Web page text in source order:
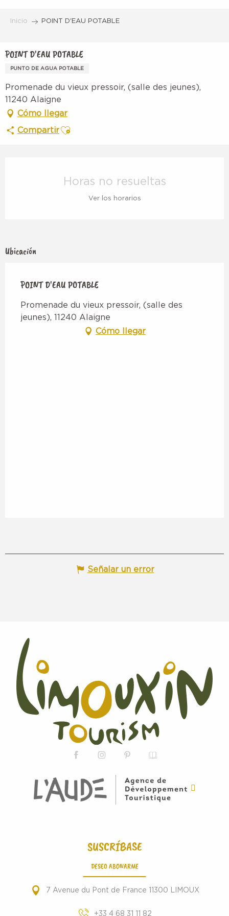
Inicio POINT D'EAU POTABLE
POINT D'EAU POTABLE
PUNTO DE AGUA POTABLE
Promenade du vieux pressoir, (salle des jeunes),
11240 Alaigne
Cómo llegar
CompartirAjouter aux favoris
Horas no resueltas
Ver los horarios
Ubicación
POINT D'EAU POTABLE
Promenade du vieux pressoir, (salle des
jeunes), 11240 Alaigne
Cómo llegar
Señalar un error
SUSCRÍBASE
DESEO ABONARME
7 Avenue du Pont de France 11300 LIMOUX
+33 4 68 31 11 82